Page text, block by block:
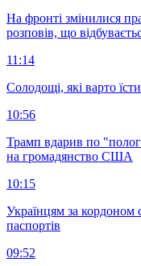
На фронті змінилися
розповів, що
11:14
Солодощі, які варто
10:56
Трамп вдарив по
на громадянство США
10:15
Українцям за
паспортів
09:52